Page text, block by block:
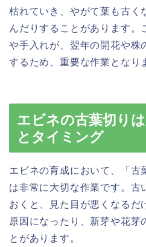
枯れていき、やがて葉も古く
んだりすることがあります。
や手入れが、翌年の開花や株
するため、重要な作業となり
エビネの古葉切り
とタイミング
エビネの育成において、「古
は非常に大切な作業です。古
おくと、見た目が悪くなるだ
原因になったり、新芽や花芽
とがあります。